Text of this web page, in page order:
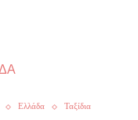
Ελλάδα Ταξίδια